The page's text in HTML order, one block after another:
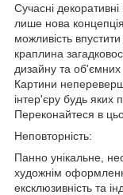
Сучасні
лише нова
можливість
краплина
дизайну та об'ємних
Картини
інтер'єру будь яких
Переконайтеся в
Неповторність:
Панно унікальне,
художнім
ексклюзивність та